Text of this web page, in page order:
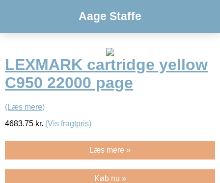
Aage Staffe
LEXMARK cartridge yellow
C950 22000 page
(Læs mere)
4683.75 kr. (Vis fragtpris)
Læs mere »
Køb nu »